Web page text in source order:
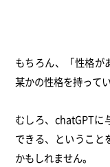
もちろん、「性格が
某かの性格を持って
むしろ、chatGPTに
できる、ということ
かもしれません。